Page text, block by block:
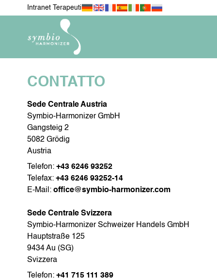
Intranet Terapeuti
PER I MIEI ANIMALI
CONTATTO
Sede Centrale Austria
Symbio-Harmonizer GmbH
Gangsteig 2
5082 Grödig
Austria
Telefon: +43 6246 93252
Telefax: +43 6246 93252-14
E-Mail: office@symbio-harmonizer.com
Sede Centrale Svizzera
Symbio-Harmonizer Schweizer Handels GmbH
Hauptstraße 125
9434 Au (SG)
Svizzera
Telefon: +41 715 111 389